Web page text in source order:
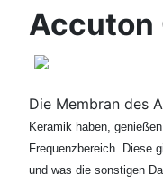
Accuton
Die Membran des
Keramik haben,
Frequenzbereich. Diese
und was die sonstigen